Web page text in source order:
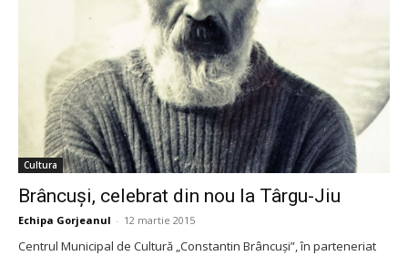
Cultura
Brâncuşi, celebrat din nou la Târgu-Jiu
Echipa Gorjeanul - 12 martie 2015
Centrul Municipal de Cultură „Constantin Brâncuşi”, în parteneriat